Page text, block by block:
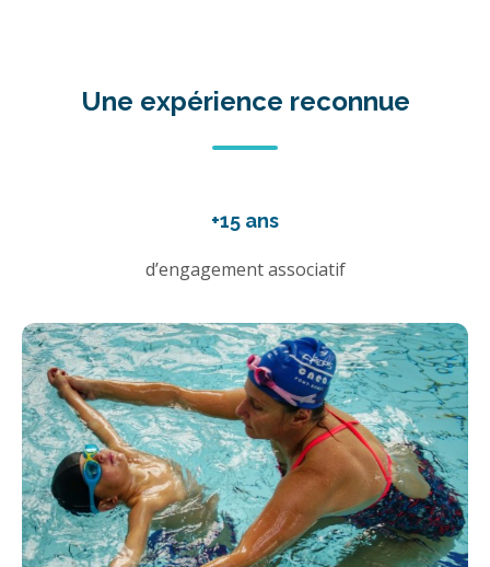
Une expérience reconnue
+15 ans
d’engagement associatif